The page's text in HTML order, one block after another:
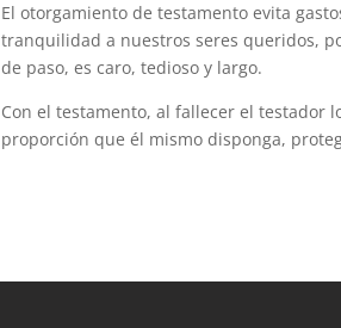
El otorgamiento de testamento evita
tranquilidad a nuestros seres queridos,
de paso, es caro, tedioso y largo.
Con el testamento, al fallecer el testador
proporción que él mismo disponga,